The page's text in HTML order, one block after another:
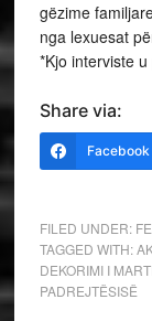
gëzime
nga lexuesat
*Kjo interviste
Share via:
Facebook
FILED UNDER:
TAGGED WITH:
DEKORIMI I
PADREJTËSISË